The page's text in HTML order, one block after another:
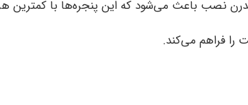
نصب باعث می‌شود که این پنجره‌ها با کمترین
فراهم می‌کند.